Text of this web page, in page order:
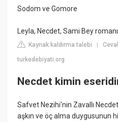
Sodom ve Gomore
Leyla, Necdet, Sami Bey
Kaynak kaldırma talebi |
turkedebiyati.org
Necdet kimin
Safvet Nezihi'nin Zavallı
aşkın ve öç alma duygusunun